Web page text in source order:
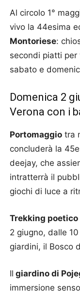
Al circolo 1°
vivo la 44esima
Montoriese:
secondi piatti
sabato e
Domenica 2
Verona con i
Portomaggio tra
concluderà la
deejay, che
intratterrà il
giochi di luce a
Trekking poetico
2 giugno, dalle
giardini, il Bosco
Il giardino di
immersione